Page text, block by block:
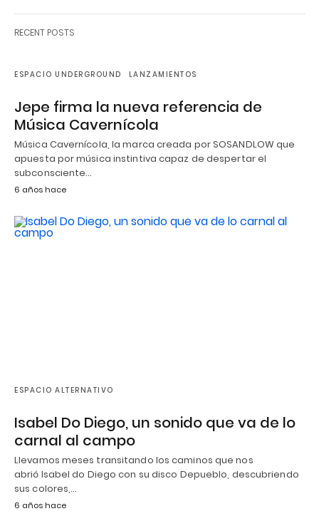
RECENT POSTS
ESPACIO UNDERGROUND LANZAMIENTOS
Jepe firma la nueva referencia de
Música Cavernícola
Música Cavernícola, la marca creada por SOSANDLOW que
apuesta por música instintiva capaz de despertar el
subconsciente…
6 años hace
ESPACIO ALTERNATIVO
Isabel Do Diego, un sonido que va de lo
carnal al campo
Llevamos meses transitando los caminos que nos
abrió Isabel do Diego con su disco Depueblo, descubriendo
sus colores,…
6 años hace